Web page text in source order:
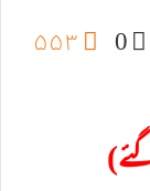
0 ۵۵۳